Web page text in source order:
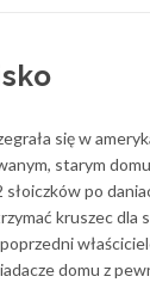
się w
starym
po
kruszec
domu z